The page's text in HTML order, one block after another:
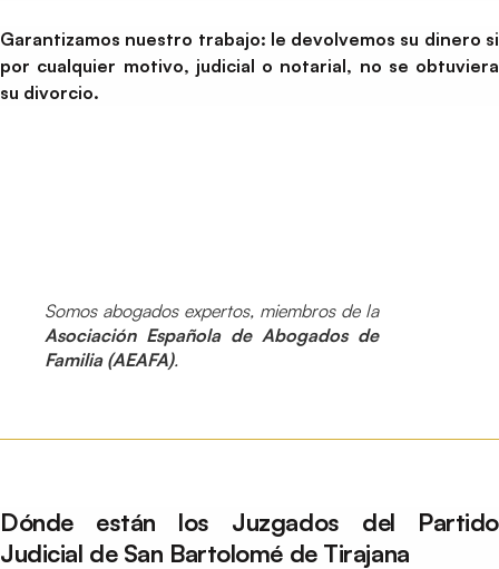
Garantizamos nuestro trabajo: le devolvemos su dinero si
por cualquier motivo, judicial o notarial, no se obtuviera
su divorcio.
Somos abogados expertos, miembros de la
Asociación Española de Abogados de
Familia (AEAFA).
Dónde están los Juzgados del Partido
Judicial de San Bartolomé de Tirajana